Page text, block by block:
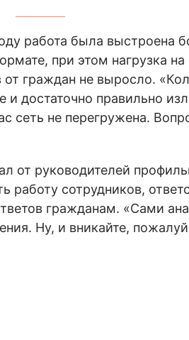
работа была выстроена
при этом нагрузка
граждан не выросло.
достаточно правильно
сеть не перегружена.
от руководителей
работу сотрудников,
гражданам. «Сами
Ну, и вникайте,